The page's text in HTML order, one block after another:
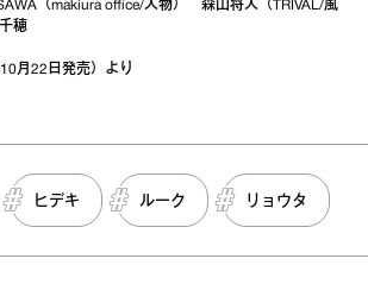
（makiura office/人物） 森山将人（TRIVAL/風
穂
月22日発売）より
ヒデキ ルーク リョウタ